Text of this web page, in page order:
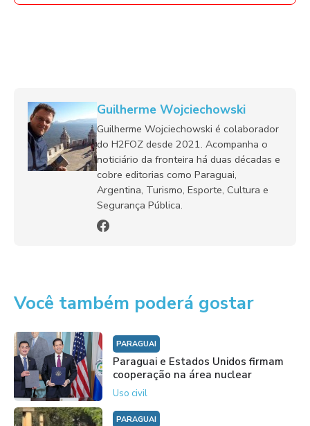
Guilherme Wojciechowski
Guilherme Wojciechowski é colaborador
do H2FOZ desde 2021. Acompanha o
noticiário da fronteira há duas décadas e
cobre editorias como Paraguai,
Argentina, Turismo, Esporte, Cultura e
Segurança Pública.
Você também poderá gostar
PARAGUAI
Paraguai e Estados Unidos firmam
cooperação na área nuclear
Uso civil
PARAGUAI